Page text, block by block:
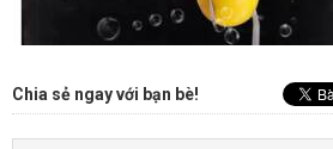
Chia sẻ ngay với bạn bè!